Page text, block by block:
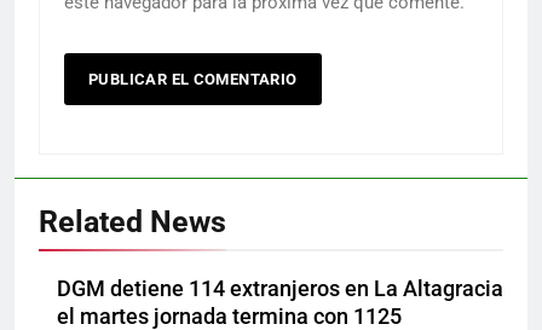
Related News
DGM detiene 114 extranjeros en La Altagracia
el martes jornada termina con 1125